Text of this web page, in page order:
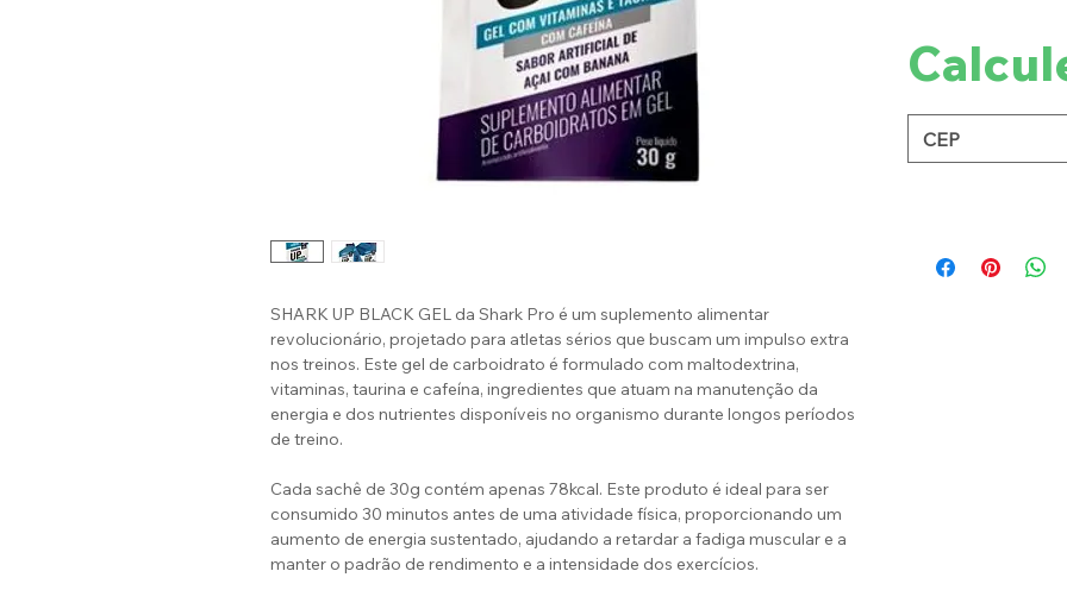
SHARK UP BLACK GEL da Shark Pro é um suplemento alimentar
revolucionário, projetado para atletas sérios que buscam um impulso extra
nos treinos. Este gel de carboidrato é formulado com maltodextrina,
vitaminas, taurina e cafeína, ingredientes que atuam na manutenção da
energia e dos nutrientes disponíveis no organismo durante longos períodos
de treino.
Cada sachê de 30g contém apenas 78kcal. Este produto é ideal para ser
consumido 30 minutos antes de uma atividade física, proporcionando um
aumento de energia sustentado, ajudando a retardar a fadiga muscular e a
manter o padrão de rendimento e a intensidade dos exercícios.